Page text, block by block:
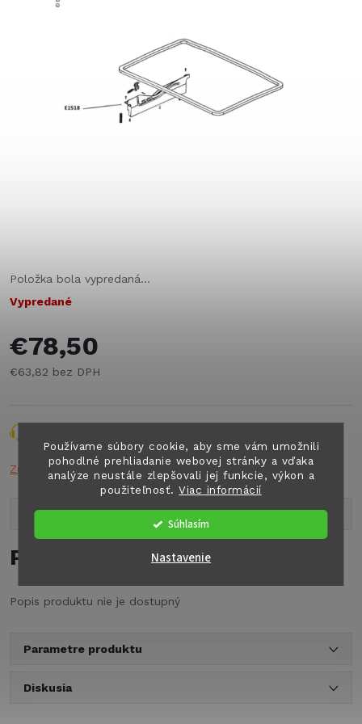
Používame súbory cookie, aby sme vám umožnili
pohodlné prehliadanie webovej stránky a vďaka
analýze neustále zlepšovali jej funkcie, výkon a
použiteľnosť.Viac informácií
Súhlasím
Nastavenie
Položka bola vypredaná…
Vypredané
€78,50
€63,82 bez DPH
Značka: DOMET
Popis produktu
Podrobný popis
Popis produktu nie je dostupný
Parametre produktu
Diskusia